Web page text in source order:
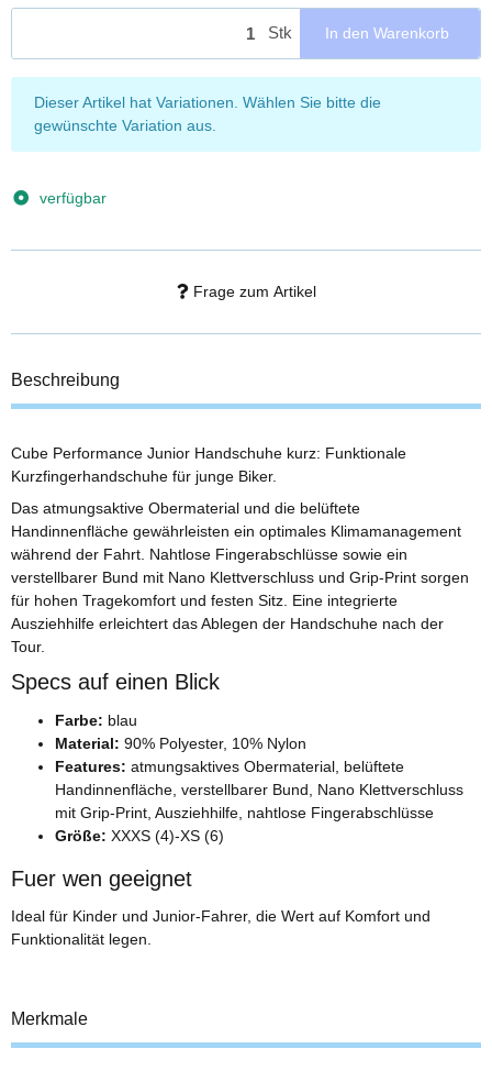
Stk In den Warenkorb
x
Dieser Artikel hat Variationen. Wählen Sie bitte die
gewünschte Variation aus.
verfügbar
Frage zum Artikel
Beschreibung
Cube Performance Junior Handschuhe kurz: Funktionale
Kurzfingerhandschuhe für junge Biker.
Das atmungsaktive Obermaterial und die belüftete
Handinnenfläche gewährleisten ein optimales Klimamanagement
während der Fahrt. Nahtlose Fingerabschlüsse sowie ein
verstellbarer Bund mit Nano Klettverschluss und Grip-Print sorgen
für hohen Tragekomfort und festen Sitz. Eine integrierte
Ausziehhilfe erleichtert das Ablegen der Handschuhe nach der
Tour.
Specs auf einen Blick
Farbe: blau
Material: 90% Polyester, 10% Nylon
Features: atmungsaktives Obermaterial, belüftete
Handinnenfläche, verstellbarer Bund, Nano Klettverschluss
mit Grip-Print, Ausziehhilfe, nahtlose Fingerabschlüsse
Größe: XXXS (4)-XS (6)
Fuer wen geeignet
Ideal für Kinder und Junior-Fahrer, die Wert auf Komfort und
Funktionalität legen.
Merkmale